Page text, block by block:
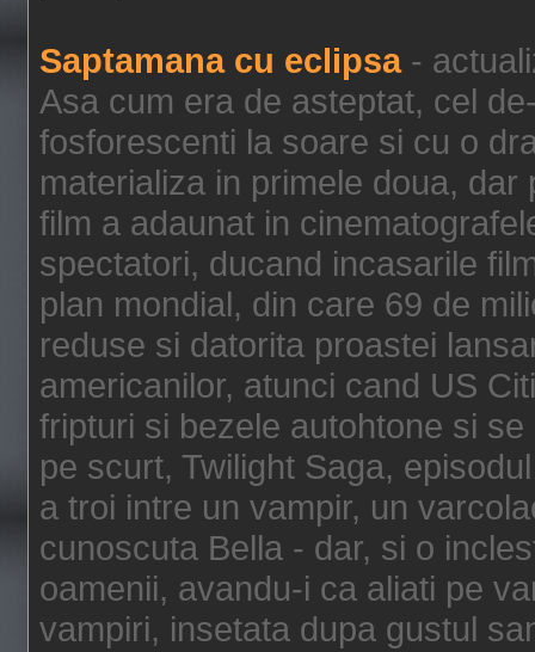
Saptamana cu eclipsa-
Asa cum era de asteptat, cel
fosforescenti la soare si cu o
materializa in primele doua,
film a adaunat in
spectatori, ducand incasarile
plan mondial, din care 69 de
reduse si datorita proastei
americanilor, atunci cand US
fripturi si bezele autohtone si
pe scurt, Twilight Saga,
a troi intre un vampir, un
cunoscuta Bella - dar, si o
oamenii, avandu-i ca aliati pe
vampiri, insetata dupa gustul